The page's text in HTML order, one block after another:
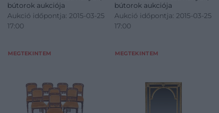
bútorok aukciója
Aukció időpontja: 2015-03-25
17:00
MEGTEKINTEM
bútorok aukciója
Aukció időpontja: 2015-03-25
17:00
MEGTEKINTEM